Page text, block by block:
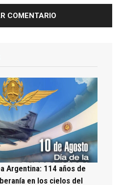
Argentina: 114 años de
en los cielos del